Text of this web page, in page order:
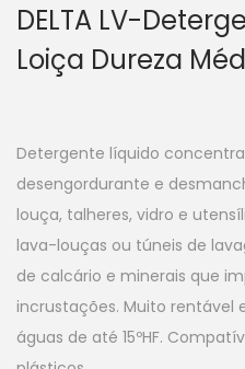
DELTA LV-
Loiça Dureza
Detergente líquido
desengordurante e
louça, talheres, vidro e
lava-louças ou túneis de
de calcário e minerais que
incrustações. Muito rentável
águas de até 15ºHF.